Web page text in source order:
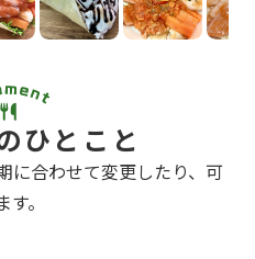
ひとこと
に合わせて変更したり、可
。